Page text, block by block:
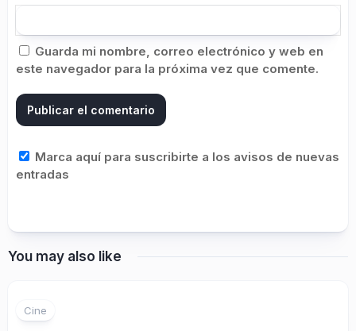
Guarda mi nombre, correo electrónico y web en
este navegador para la próxima vez que comente.
Marca aquí para suscribirte a los avisos de nuevas
entradas
You may also like
Cine